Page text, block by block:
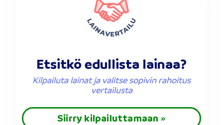
Etsitkö edullista lainaa?
Kilpailuta lainat ja valitse sopivin rahoitus
vertailusta
Siirry kilpailuttamaan »